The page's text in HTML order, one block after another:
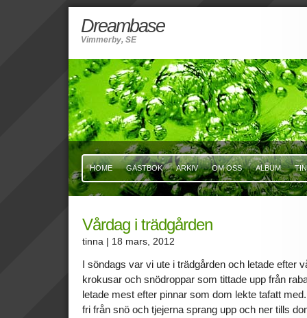
Dreambase
Vimmerby, SE
HOME GÄSTBOK ARKIV OM OSS ALBUM
Vårdag i trädgården
tinna | 18 mars, 2012
I söndags var vi ute i trädgården och letade efter
krokusar och snödroppar som tittade upp från
letade mest efter pinnar som dom lekte tafatt
fri från snö och tjejerna sprang upp och ner tills